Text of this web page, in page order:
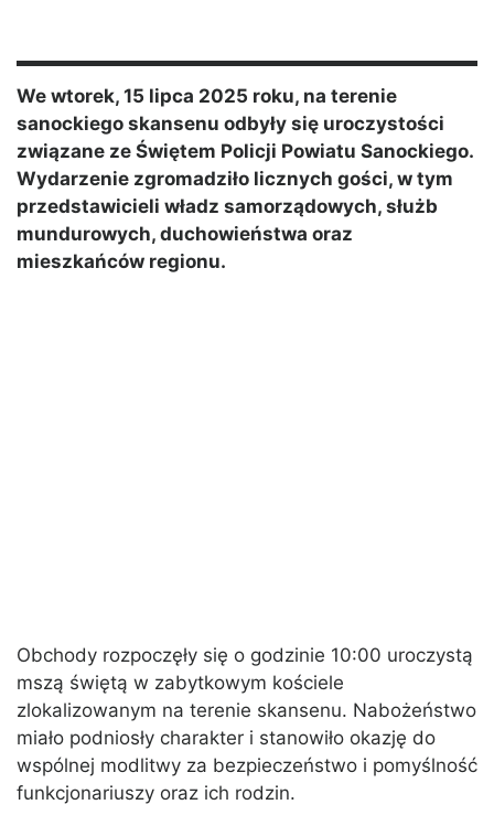
We wtorek, 15 lipca 2025 roku, na terenie
sanockiego skansenu odbyły się uroczystości
związane ze Świętem Policji Powiatu Sanockiego.
Wydarzenie zgromadziło licznych gości, w tym
przedstawicieli władz samorządowych, służb
mundurowych, duchowieństwa oraz
mieszkańców regionu.
Obchody rozpoczęły się o godzinie 10:00 uroczystą
mszą świętą w zabytkowym kościele
zlokalizowanym na terenie skansenu. Nabożeństwo
miało podniosły charakter i stanowiło okazję do
wspólnej modlitwy za bezpieczeństwo i pomyślność
funkcjonariuszy oraz ich rodzin.